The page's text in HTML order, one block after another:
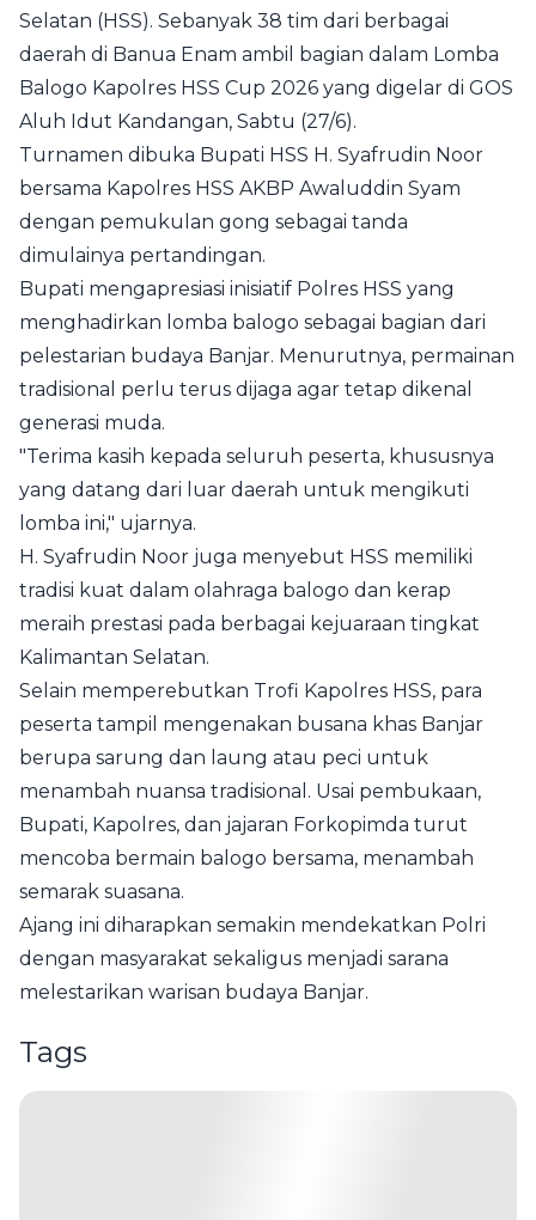
Selatan (HSS). Sebanyak 38 tim dari berbagai
daerah di Banua Enam ambil bagian dalam Lomba
Balogo Kapolres HSS Cup 2026 yang digelar di GOS
Aluh Idut Kandangan, Sabtu (27/6).
Turnamen dibuka Bupati HSS H. Syafrudin Noor
bersama Kapolres HSS AKBP Awaluddin Syam
dengan pemukulan gong sebagai tanda
dimulainya pertandingan.
Bupati mengapresiasi inisiatif Polres HSS yang
menghadirkan lomba balogo sebagai bagian dari
pelestarian budaya Banjar. Menurutnya, permainan
tradisional perlu terus dijaga agar tetap dikenal
generasi muda.
"Terima kasih kepada seluruh peserta, khususnya
yang datang dari luar daerah untuk mengikuti
lomba ini," ujarnya.
H. Syafrudin Noor juga menyebut HSS memiliki
tradisi kuat dalam olahraga balogo dan kerap
meraih prestasi pada berbagai kejuaraan tingkat
Kalimantan Selatan.
Selain memperebutkan Trofi Kapolres HSS, para
peserta tampil mengenakan busana khas Banjar
berupa sarung dan laung atau peci untuk
menambah nuansa tradisional. Usai pembukaan,
Bupati, Kapolres, dan jajaran Forkopimda turut
mencoba bermain balogo bersama, menambah
semarak suasana.
Ajang ini diharapkan semakin mendekatkan Polri
dengan masyarakat sekaligus menjadi sarana
melestarikan warisan budaya Banjar.
Tags